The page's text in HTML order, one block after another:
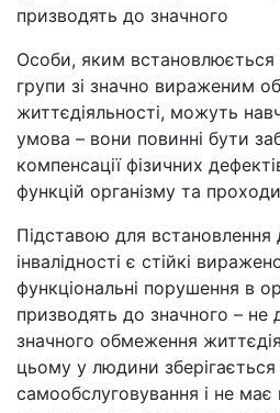
призводять до значного
Особи, яким встановлюється
групи зі значно вираженим
життєдіяльності, можуть
умова – вони повинні бути
компенсації фізичних
функцій організму та
Підставою для встановлення
інвалідності є стійкі
функціональні порушення в
призводять до значного – не
значного обмеження
цьому у людини зберігається
самообслуговування і не має